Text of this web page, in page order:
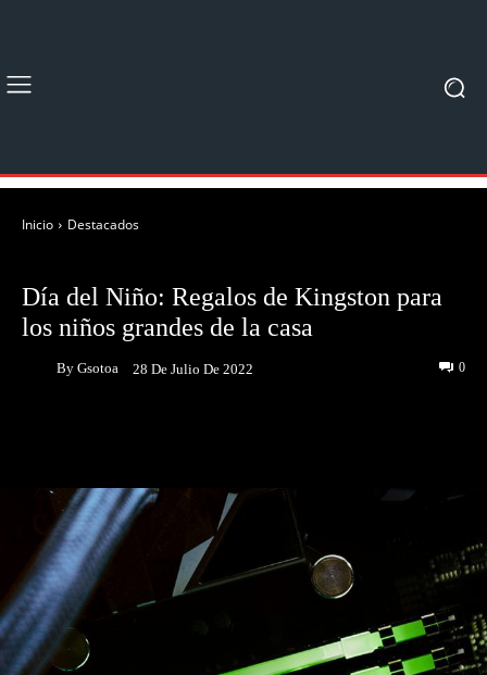
Inicio Destacados
Día del Niño: Regalos de Kingston para
los niños grandes de la casa
By Gsotoa 28 De Julio De 2022 0